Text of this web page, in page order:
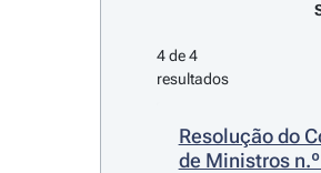
4 de 4
resultados
Resolução do
de Ministros